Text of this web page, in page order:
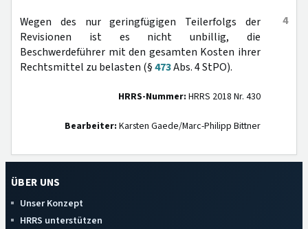
4
Wegen des nur geringfügigen Teilerfolgs der
Revisionen ist es nicht unbillig, die
Beschwerdeführer mit den gesamten Kosten ihrer
Rechtsmittel zu belasten (§473Abs. 4 StPO).
HRRS-Nummer: HRRS 2018 Nr. 430
Bearbeiter: Karsten Gaede/Marc-Philipp Bittner
ÜBER UNS
Unser Konzept
HRRS unterstützen